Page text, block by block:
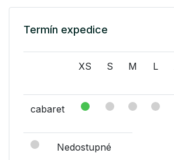
Termín expedice
XS S M L
cabaret
Nedostupné